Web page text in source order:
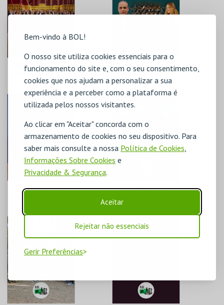
Bem-vindo à BOL!
O nosso site utiliza cookies essenciais para o
funcionamento do site e, com o seu consentimento,
cookies que nos ajudam a personalizar a sua
experiência e a perceber como a plataforma é
utilizada pelos nossos visitantes.
Ao clicar em "Aceitar" concorda com o
armazenamento de cookies no seu dispositivo. Para
saber mais consulte a nossa Política de Cookies,
Informações Sobre Cookies e
Privacidade & Segurança.
Aceitar
Rejeitar não essenciais
Gerir Preferências
MAIS INFO MAIS INFO
MÚSICA |
SCHÖNBRUNN
PALACE
ORCHESTRA
VIENNA
C.CULTURAL CALDAS
RAINHA
MAIS INFO
COMPRAR
MÚSICA | "
CONCERTO
CELEBRAÇÃO DIA
DA MÚSICA "
C.CULTURAL CALDAS
RAINHA
MAIS INFO
COMPRAR
DIAS DO JAZZ `26 | "
LARGE ENSEMBLE"
MAIS INFO
DIAS DO JAZZ`26 |
"ABUNDÂNCIA "
C.CULTURAL CALDAS
RAINHA